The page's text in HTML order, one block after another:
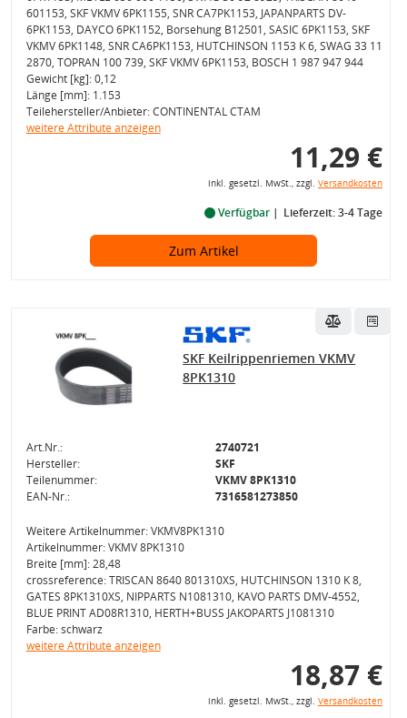
601153, SKF VKMV 6PK1155, SNR CA7PK1153, JAPANPARTS DV-
6PK1153, DAYCO 6PK1152, Borsehung B12501, SASIC 6PK1153, SKF
VKMV 6PK1148, SNR CA6PK1153, HUTCHINSON 1153 K 6, SWAG 33 11
2870, TOPRAN 100 739, SKF VKMV 6PK1153, BOSCH 1 987 947 944
Gewicht [kg]: 0,12
Länge [mm]: 1.153
Teilehersteller/Anbieter: CONTINENTAL CTAM
weitere Attribute anzeigen
11,29 €
inkl. gesetzl. MwSt., zzgl. Versandkosten
Verfügbar Lieferzeit: 3-4 Tage
Zum Artikel
SKF Keilrippenriemen VKMV
8PK1310
Art.Nr.:
2740721
Hersteller:
SKF
Teilenummer:
VKMV 8PK1310
EAN-Nr.:
7316581273850
Weitere Artikelnummer: VKMV8PK1310
Artikelnummer: VKMV 8PK1310
Breite [mm]: 28,48
crossreference: TRISCAN 8640 801310XS, HUTCHINSON 1310 K 8,
GATES 8PK1310XS, NIPPARTS N1081310, KAVO PARTS DMV-4552,
BLUE PRINT AD08R1310, HERTH+BUSS JAKOPARTS J1081310
Farbe: schwarz
weitere Attribute anzeigen
18,87 €
inkl. gesetzl. MwSt., zzgl. Versandkosten